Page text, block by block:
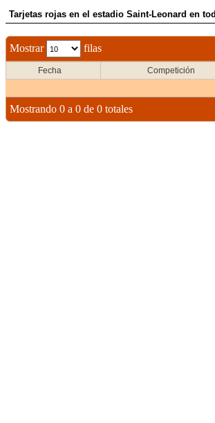
Tarjetas rojas en el estadio Saint-Leonard en
Mostrar filas
Fecha Competición
Mostrando 0 a 0 de 0 totales